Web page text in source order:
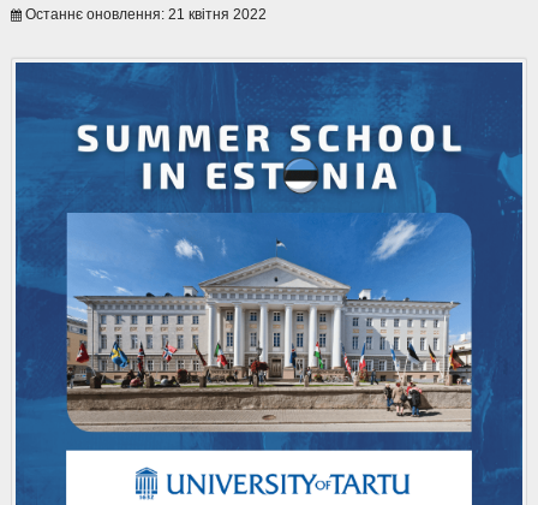
Останнє оновлення: 21 квітня 2022